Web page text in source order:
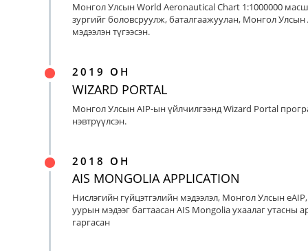
Монгол Улсын World Aeronautical Chart 1:1000000
зургийг боловсруулж, баталгаажуулан, Монгол Улсын
мэдээлэн түгээсэн.
2019 ОН
WIZARD PORTAL
Монгол Улсын AIP-ын үйлчилгээнд Wizard Portal
нэвтрүүлсэн.
2018 ОН
AIS MONGOLIA APPLICATION
Нислэгийн гүйцэтгэлийн мэдээлэл, Монгол Улсын
уурын мэдээг багтаасан AIS Mongolia ухаалаг утасны
гаргасан